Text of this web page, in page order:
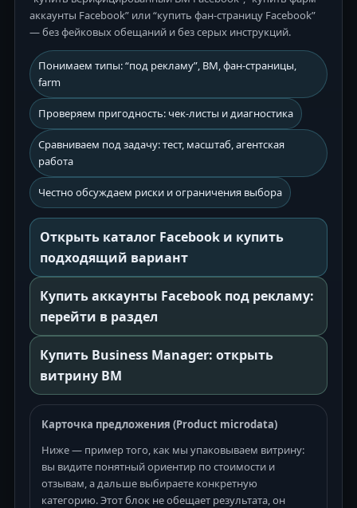
аккаунты Facebook” или “купить фан-страницу Facebook”
— без фейковых обещаний и без серых инструкций.
Понимаем типы: “под рекламу”, BM, фан-страницы,
farm
Проверяем пригодность: чек-листы и диагностика
Сравниваем под задачу: тест, масштаб, агентская
работа
Честно обсуждаем риски и ограничения выбора
Открыть каталог Facebook и купить
подходящий вариант
Купить аккаунты Facebook под рекламу:
перейти в раздел
Купить Business Manager: открыть
витрину BM
Карточка предложения (Product microdata)
Ниже — пример того, как мы упаковываем витрину:
вы видите понятный ориентир по стоимости и
отзывам, а дальше выбираете конкретную
категорию. Этот блок не обещает результата, он